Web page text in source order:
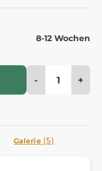
8-12 Wochen
- +
Galerie (5)